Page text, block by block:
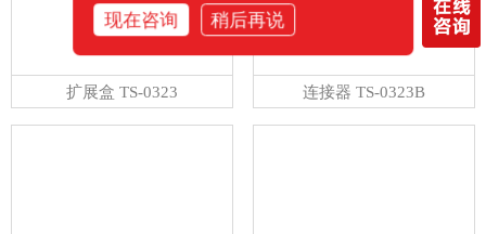
扩展盒 TS-0323 连接器 TS-0323B
现在咨询 稍后再说